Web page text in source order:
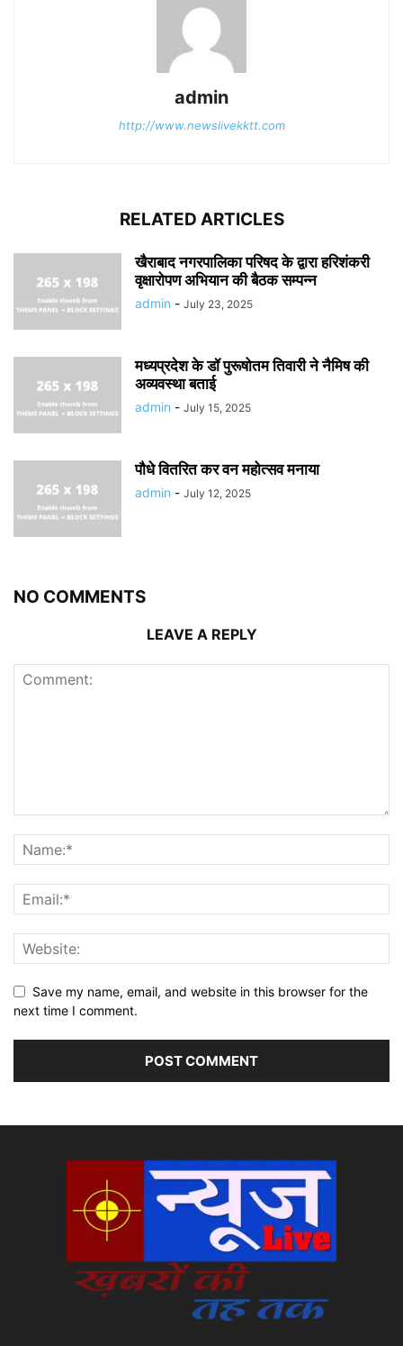
admin
http://www.newslivekktt.com
RELATED ARTICLES
खैराबाद नगरपालिका परिषद के द्वारा हरिशंकरी
वृक्षारोपण अभियान की बैठक सम्पन्न
admin - July 23, 2025
मध्यप्रदेश के डॉ पुरूषोतम तिवारी ने नैमिष की
अव्यवस्था बताई
admin - July 15, 2025
पौधे वितरित कर वन महोत्सव मनाया
admin - July 12, 2025
NO COMMENTS
LEAVE A REPLY
Save my name, email, and website in this browser for the
next time I comment.